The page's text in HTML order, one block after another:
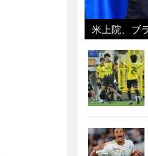
米上院、ブ